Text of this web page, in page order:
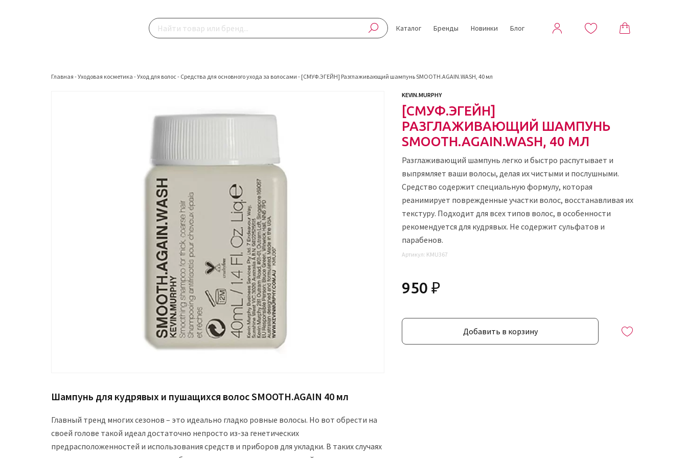
Каталог Бренды Новинки Блог
Главная -Уходовая косметика -Уход для волос- Средства для основного ухода за волосами - [СМУФ.ЭГЕЙН] Разглаживающий шампунь SMOOTH.AGAIN.WASH, 40 мл
Шампунь для кудрявых и пушащихся волос SMOOTH.AGAIN 40 мл
Главный тренд многих сезонов – это идеально гладко ровные волосы. Но вот обрести на
своей голове такой идеал достаточно непросто из-за генетических
предрасположенностей и использования средств и приборов для укладки. В таких случаях
KEVIN.MURPHY
[СМУФ.ЭГЕЙН]
РАЗГЛАЖИВАЮЩИЙ ШАМПУНЬ
SMOOTH.AGAIN.WASH, 40 МЛ
Разглаживающий шампунь легко и быстро распутывает и
выпрямляет ваши волосы, делая их чистыми и послушными.
Средство содержит специальную формулу, которая
реанимирует поврежденные участки волос, восстанавливая их
текстуру. Подходит для всех типов волос, в особенности
рекомендуется для кудрявых. Не содержит сульфатов и
парабенов.
Артикул: KMU367
950 ₽
Добавить в корзину